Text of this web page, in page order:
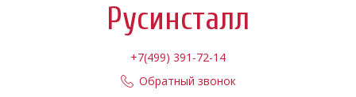
Русинсталл
+7(499) 391-72-14
Обратный звонок